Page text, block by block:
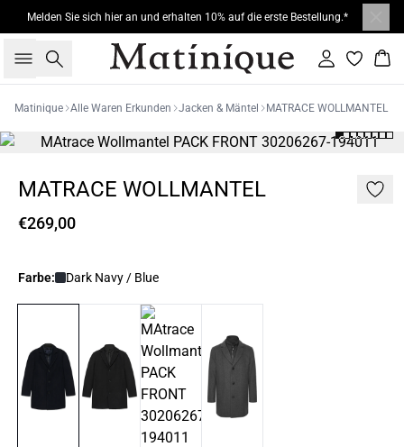
Melden Sie sich hier an und erhalten 10% auf die erste Bestellung.*
Suche Einloggen
Matinique Alle Waren Erkunden Jacken & Mäntel MATRACE WOLLMANTEL
MATRACE WOLLMANTEL
€269,00
Farbe: Dark Navy / Blue